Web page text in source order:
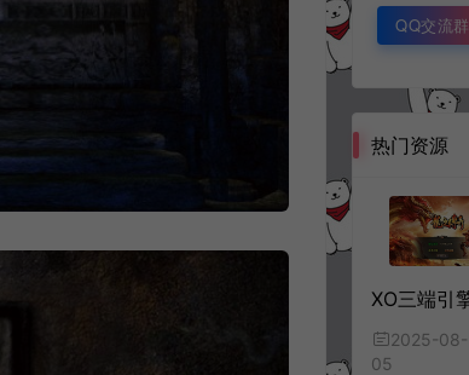
QQ交流群
热门资源
2025-08-
05